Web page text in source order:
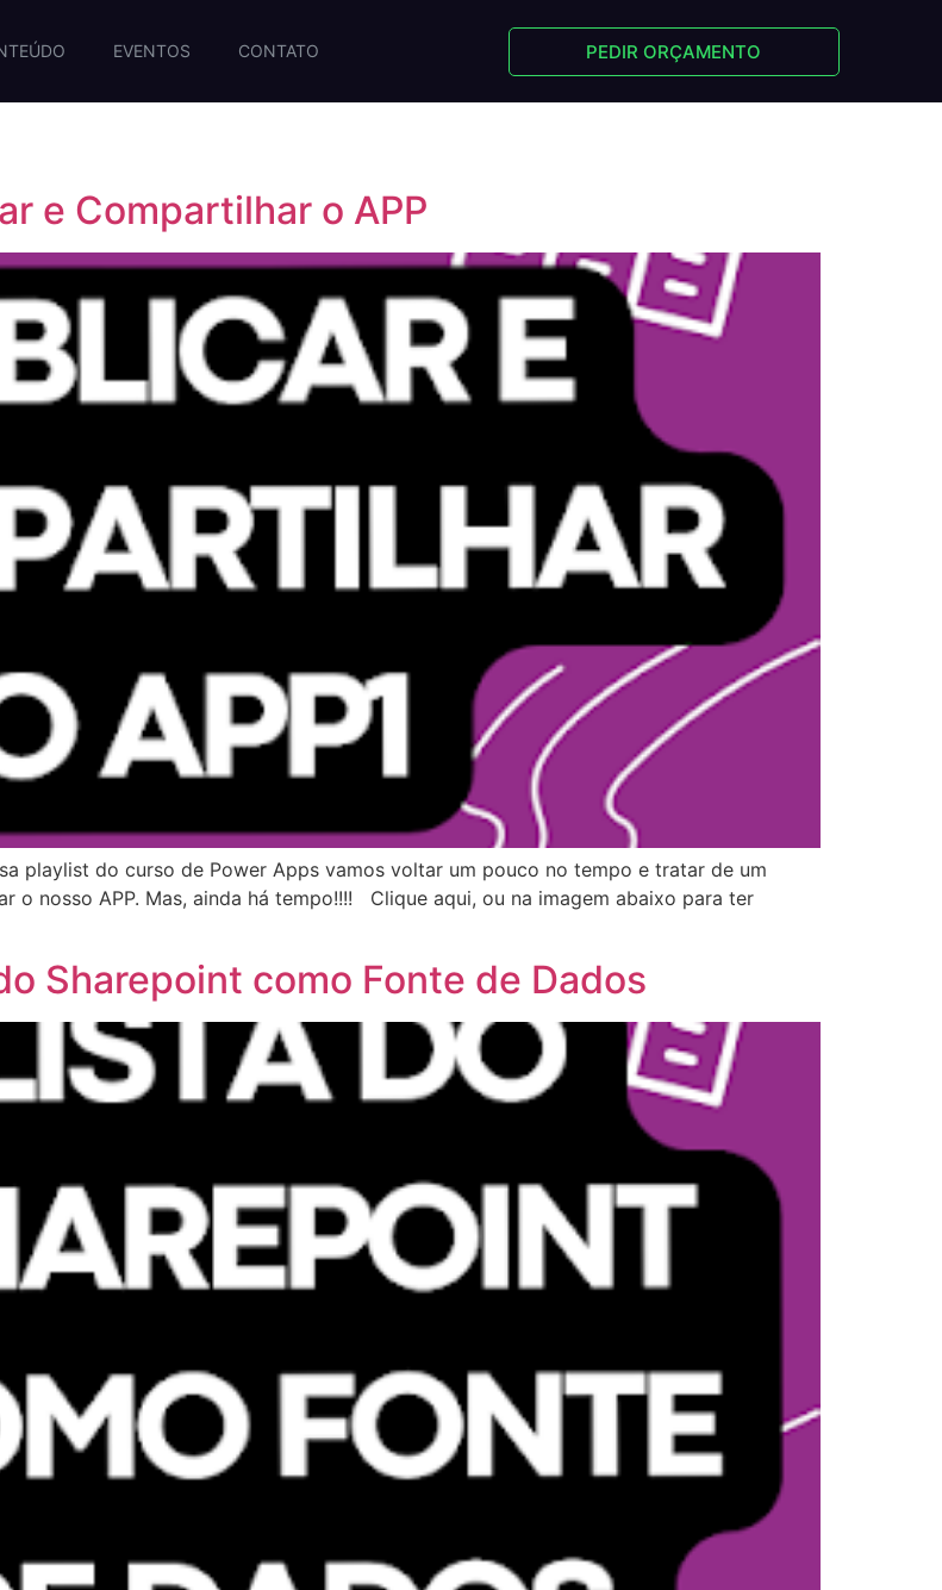
EVENTOS CONTATO PEDIR ORÇAMENTO
e Compartilhar o APP
playlist do curso de Power Apps vamos voltar um pouco no tempo e tratar de um
o nosso APP. Mas, ainda há tempo!!!! Clique aqui, ou na imagem abaixo para ter
Sharepoint como Fonte de Dados